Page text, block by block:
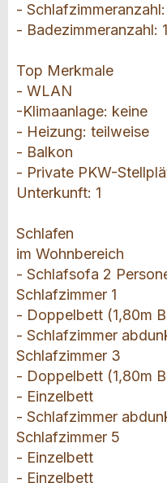
-
- Badezimmeranzahl: 1
Top Merkmale
- WLAN
-Klimaanlage: keine
- Heizung: teilweise
- Balkon
- Private PKW-
Unterkunft: 1
Schlafen
im Wohnbereich
- Schlafsofa 2
Schlafzimmer 1
- Doppelbett (1,80m
- Schlafzimmer
Schlafzimmer 3
- Doppelbett (1,80m
- Einzelbett
- Schlafzimmer
Schlafzimmer 5
- Einzelbett
- Einzelbett